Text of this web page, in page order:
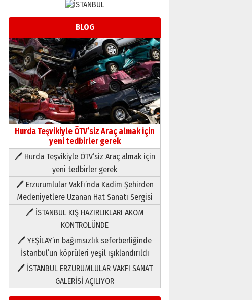
BLOG
Hurda Teşvikiyle ÖTV’siz Araç almak için
yeni tedbirler gerek
🖊 Hurda Teşvikiyle ÖTV’siz Araç almak için
yeni tedbirler gerek
🖊 Erzurumlular Vakfı’nda Kadim Şehirden
Medeniyetlere Uzanan Hat Sanatı Sergisi
🖊 İSTANBUL KIŞ HAZIRLIKLARI AKOM
KONTROLÜNDE
🖊 YEŞİLAY’ın bağımsızlık seferberliğinde
İstanbul’un köprüleri yeşil ışıklandırıldı
🖊 İSTANBUL ERZURUMLULAR VAKFI SANAT
GALERİSİ AÇILIYOR
Neşat YALÇIN
Paranın Aile Kültüründeki Yeri
03 Ağustos 2026 Pazartesi
Yıldırım Gündoğdu
HAVVA’NIN ÜÇ KIZI
09 Temmuz 2026 Perşembe
Yusuf POLAT
Şampiyonluk Sebahattin
Şirin’e yazar